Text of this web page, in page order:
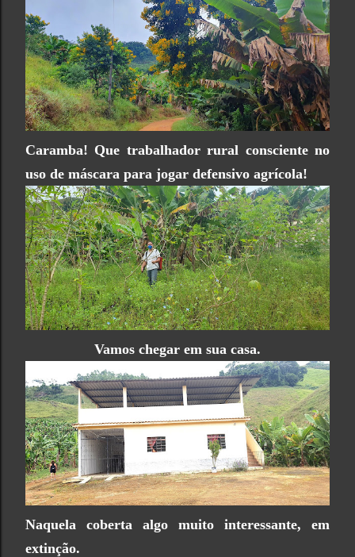
Caramba! Que trabalhador rural consciente no
uso de máscara para jogar defensivo agrícola!
Vamos chegar em sua casa.
Naquela coberta algo muito interessante, em
extinção.